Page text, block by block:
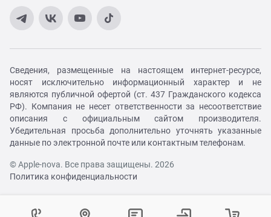
Сведения, размещенные на настоящем интернет-ресурсе,
носят исключительно информационный характер и не
являются публичной офертой (ст. 437 Гражданского кодекса
РФ). Компания не несет ответственности за несоответствие
описания с официальным сайтом производителя.
Убедительная просьба дополнительно уточнять указанные
данные по электронной почте или контактным телефонам.
© Apple-nova. Все права защищены. 2026
Политика конфиденциальности
Контактный центр
Укажите ваш город
Как вам удобнее с нами связаться?
Войти в личный кабинет